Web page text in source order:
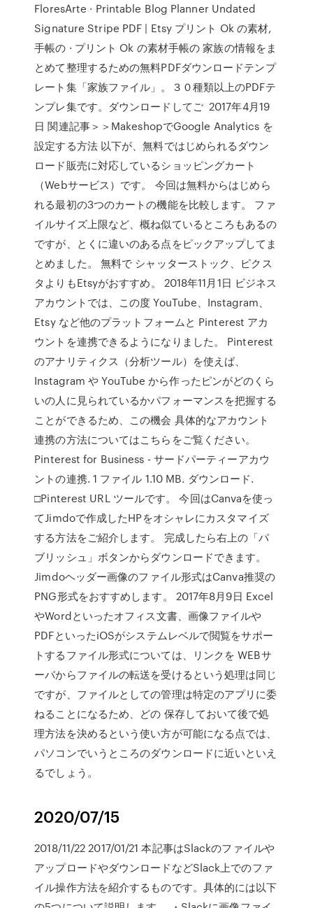
FloresArte · Printable Blog Planner Undated
Signature Stripe PDF | Etsy プリント Ok の素材,
手帳の · プリント Ok の素材手帳の 家族の情報をま
とめて整理するための無料PDFダウンロードテンプ
レート集「家族ファイル」。３０種類以上のPDFテ
ンプレ集です。ダウンロードしてご 2017年4月19
日 関連記事＞＞MakeshopでGoogle Analytics を
設定する方法 以下が、無料ではじめられるダウン
ロード販売に対応しているショッピングカート
（Webサービス）です。 今回は無料からはじめら
れる最初の3つのカートの機能を比較します。 ファ
イルサイズ上限など、概ね似ているところもあるの
ですが、とくに違いのある点をピックアップしてま
とめました。 無料で シャッターストック、ピクス
タよりもEtsyがおすすめ。 2018年11月1日 ビジネス
アカウントでは、この度 YouTube、Instagram、
Etsy など他のプラットフォームと Pinterest アカ
ウントを連携できるようになりました。 Pinterest
のアナリティクス（分析ツール）を使えば、
Instagram や YouTube から作ったピンがどのくら
いの人に見られているかパフォーマンスを把握する
ことができるため、この機会 具体的なアカウント
連携の方法についてはこちらをご覧ください。
Pinterest for Business - サードパーティーアカウ
ントの連携. 1 ファイル 1.10 MB. ダウンロード.
□Pinterest URL ツールです。 今回はCanvaを使っ
てJimdoで作成したHPをオシャレにカスタマイズ
する方法をご紹介します。 完成したら右上の「パ
ブリッシュ」ボタンからダウンロードできます。
Jimdoヘッダー画像のファイル形式はCanva推奨の
PNG形式をおすすめします。 2017年8月9日 Excel
やWordといったオフィス文書、画像ファイルや
PDFといったiOSがシステムレベルで閲覧をサポー
トするファイル形式については、リンクを WEBサ
ーバからファイルの転送を受けるという処理は同じ
ですが、ファイルとしての管理は特定のアプリに委
ねることになるため、どの 保存しておいて後で処
理方法を決めるという使い方が可能になる点では、
パソコンでいうところのダウンロードに近いといえ
るでしょう。
2020/07/15
2018/11/22 2017/01/21 本記事はSlackのファイルや
アップロードやダウンロードなどSlack上でのファ
イル操作方法を紹介するものです。具体的には以下